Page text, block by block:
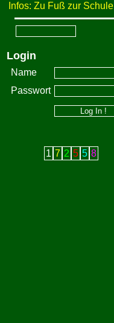
Infos: Zu Fuß zur Schule
Login
Name
Passwort
1 7 2 5 5 8